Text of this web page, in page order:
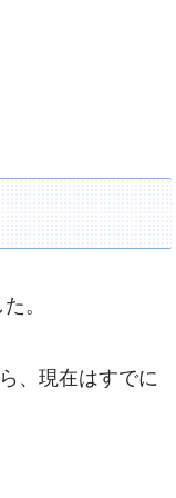
。
、現在はすでに